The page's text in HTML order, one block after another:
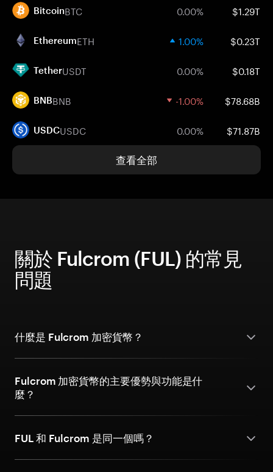
BitcoinBTC 0.00% $1.29T
EthereumETH 1.00% $0.23T
TetherUSDT 0.00% $0.18T
BNBBNB -1.00% $78.68B
USDCUSDC 0.00% $71.87B
查看全部
關於 Fulcrom (FUL) 的常見
問題
什麼是 Fulcrom 加密貨幣？
Fulcrom 加密貨幣的主要優勢與功能是什
麼？
FUL 和 Fulcrom 是同一個嗎？